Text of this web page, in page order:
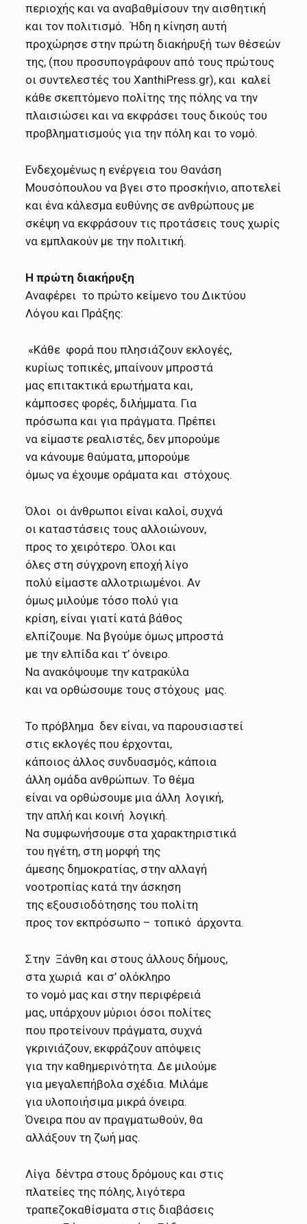
περιοχής και να αναβαθμίσουν την αισθητική
και τον πολιτισμό. Ήδη η κίνηση αυτή
προχώρησε στην πρώτη διακήρυξή των θέσεών
της, (που προσυπογράφουν από τους πρώτους
οι συντελεστές του XanthiPress.gr), και καλεί
κάθε σκεπτόμενο πολίτης της πόλης να την
πλαισιώσει και να εκφράσει τους δικούς του
προβληματισμούς για την πόλη και το νομό.
Eνδεχομένως η ενέργεια του Θανάση
Μουσόπουλου να βγει στο προσκήνιο, αποτελεί
και ένα κάλεσμα ευθύνης σε ανθρώπους με
σκέψη να εκφράσουν τις προτάσεις τους χωρίς
να εμπλακούν με την πολιτική.
Η πρώτη διακήρυξη
Αναφέρει το πρώτο κείμενο του Δικτύου
Λόγου και Πράξης:
«Κάθε φορά που πλησιάζουν εκλογές,
κυρίως τοπικές, μπαίνουν μπροστά
μας επιτακτικά ερωτήματα και,
κάμποσες φορές, διλήμματα. Για
πρόσωπα και για πράγματα. Πρέπει
να είμαστε ρεαλιστές, δεν μπορούμε
να κάνουμε θαύματα, μπορούμε
όμως να έχουμε οράματα και στόχους.
Όλοι οι άνθρωποι είναι καλοί, συχνά
οι καταστάσεις τους αλλοιώνουν,
προς το χειρότερο. Όλοι και
όλες στη σύγχρονη εποχή λίγο
πολύ είμαστε αλλοτριωμένοι.Αν
όμως μιλούμε τόσο πολύ για
κρίση, είναι γιατί κατά βάθος
ελπίζουμε. Να βγούμε όμως μπροστά
με την ελπίδα και τ’ όνειρο.
Να ανακόψουμε την κατρακύλα
και να ορθώσουμε τους στόχους μας.
Το πρόβλημα δεν είναι, να παρουσιαστεί
στις εκλογές που έρχονται,
κάποιος άλλος συνδυασμός, κάποια
άλλη ομάδα ανθρώπων. Το θέμα
είναι να ορθώσουμε μια άλλη λογική,
την απλή και κοινή λογική.
Να συμφωνήσουμε σταχαρακτηριστικά
του ηγέτη, στη μορφή της
άμεσης δημοκρατίας, στην αλλαγή
νοοτροπίας κατά την άσκηση
της εξουσιοδότησης του πολίτη
προς τον εκπρόσωπο – τοπικό άρχοντα.
Στην Ξάνθη και στους άλλους δήμους,
στα χωριά και σ’ ολόκληρο
το νομό μας και στηνπεριφέρειά
μας, υπάρχουν μύριοι όσοιπολίτες
που προτείνουν πράγματα, συχνά
γκρινιάζουν, εκφράζουν απόψεις
για την καθημερινότητα. Δε μιλούμε
για μεγαλεπήβολα σχέδια. Μιλάμε
για υλοποιήσιμα μικρά όνειρα.
Όνειρα που αν πραγματωθούν, θα
αλλάξουν τη ζωή μας.
Λίγα δέντρα στους δρόμους και στις
πλατείες της πόλης, λιγότερα
τραπεζοκαθίσματα στις διαβάσεις